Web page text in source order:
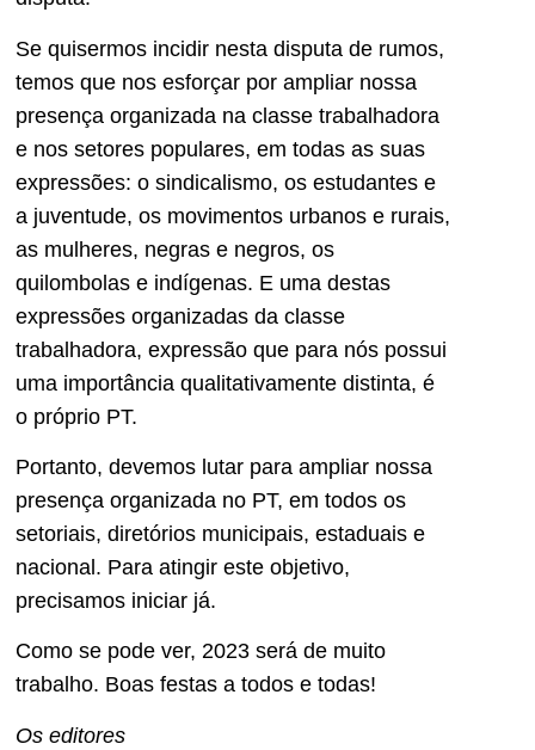
Se quisermos incidir nesta disputa de rumos,
temos que nos esforçar por ampliar nossa
presença organizada na classe trabalhadora
e nos setores populares, em todas as suas
expressões: o sindicalismo, os estudantes e
a juventude, os movimentos urbanos e rurais,
as mulheres, negras e negros, os
quilombolas e indígenas. E uma destas
expressões organizadas da classe
trabalhadora, expressão que para nós possui
uma importância qualitativamente distinta, é
o próprio PT.
Portanto, devemos lutar para ampliar nossa
presença organizada no PT, em todos os
setoriais, diretórios municipais, estaduais e
nacional. Para atingir este objetivo,
precisamos iniciar já.
Como se pode ver, 2023 será de muito
trabalho. Boas festas a todos e todas!
Os editores